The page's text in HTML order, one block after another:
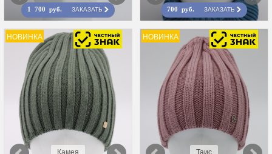
1 700 руб. ЗАКАЗАТЬ 700 руб. ЗАКАЗАТЬ
НОВИНКА
Камея
НОВИНКА
Таис